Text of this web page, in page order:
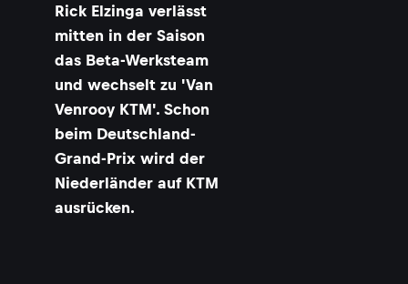
Rick Elzinga verlässt
mitten in der Saison
das Beta-Werksteam
und wechselt zu 'Van
Venrooy KTM'. Schon
beim Deutschland-
Grand-Prix wird der
Niederländer auf KTM
ausrücken.